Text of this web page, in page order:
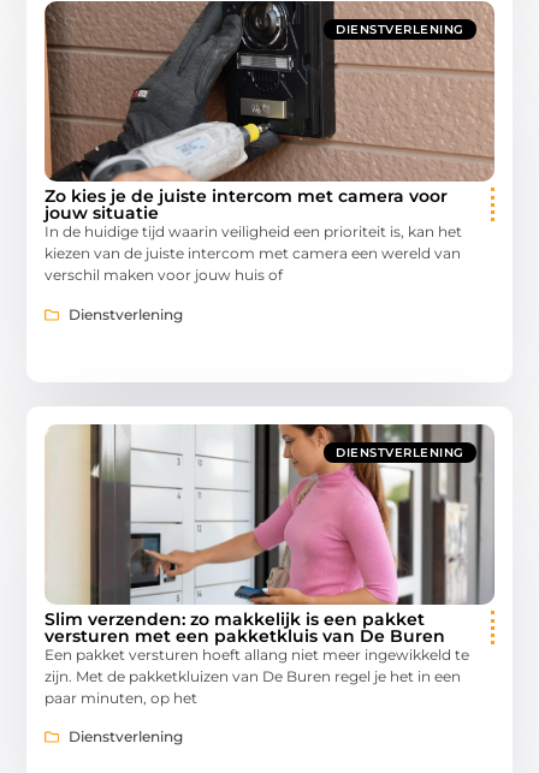
DIENSTVERLENING
Zo kies je de juiste intercom met camera voor
jouw situatie
In de huidige tijd waarin veiligheid een prioriteit is, kan het
kiezen van de juiste intercom met camera een wereld van
verschil maken voor jouw huis of
Dienstverlening
DIENSTVERLENING
Slim verzenden: zo makkelijk is een pakket
versturen met een pakketkluis van De Buren
Een pakket versturen hoeft allang niet meer ingewikkeld te
zijn. Met de pakketkluizen van De Buren regel je het in een
paar minuten, op het
Dienstverlening